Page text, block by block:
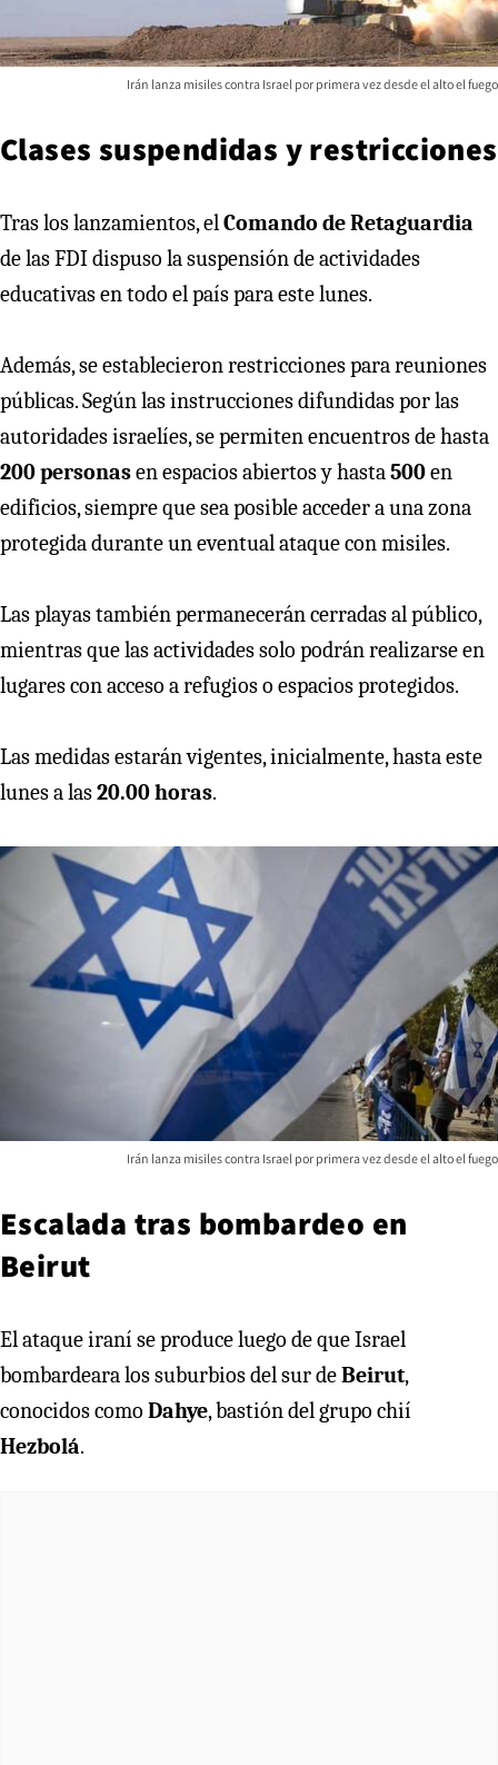
Irán lanza misiles contra Israel por primera vez desde el alto el fuego
Clases suspendidas y restricciones
Tras los lanzamientos, elComando de Retaguardia
de las FDI dispuso la suspensión de actividades
educativas en todo el país para este lunes.
Además, se establecieron restricciones para reuniones
públicas. Según las instrucciones difundidas por las
autoridades israelíes, se permiten encuentros de hasta
200 personasen espacios abiertos y hasta500en
edificios, siempre que sea posible acceder a una zona
protegida durante un eventual ataque con misiles.
Las playas también permanecerán cerradas al público,
mientras que las actividades solo podrán realizarse en
lugares con acceso a refugios o espacios protegidos.
Las medidas estarán vigentes, inicialmente, hasta este
lunes a las20.00 horas.
Irán lanza misiles contra Israel por primera vez desde el alto el fuego
Escalada tras bombardeo en
Beirut
El ataque iraní se produce luego de que Israel
bombardeara los suburbios del sur deBeirut,
conocidos como Dahye, bastión del grupo chií
Hezbolá.